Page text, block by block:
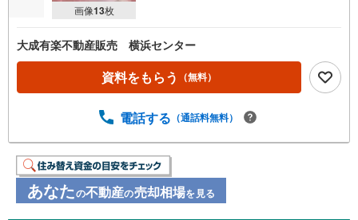
画像13枚
大成有楽不動産販売 横浜センター
資料をもらう （無料）
電話する （通話料無料）
あなたの不動産の売却相場を見る